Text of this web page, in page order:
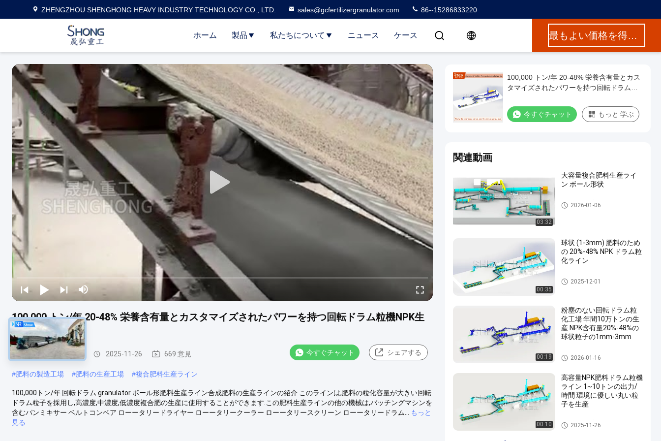
ZHENGZHOU SHENGHONG HEAVY INDUSTRY TECHNOLOGY CO., LTD. sales@gcfertilizergranulator.com 86--15286833220
ホーム 製品 私たちについて ニュース ケース 最もよい価格を得なさい
100,000 トン/年 20-48% 栄養含有量とカスタマイズされたパワーを持つ回転ドラム粒機NPK生
産ライン
複合肥料生産ライン 2025-11-26 669 意見 今すぐチャット シェアする
#肥料の製造工場 #肥料の生産工場 #複合肥料生産ライン
100,000トン/年 回転ドラム granulator ボール形肥料生産ライン合成肥料の生産ラインの紹介 このラインは,肥料の粒化容量が大きい回転
ドラム粒子を採用し,高濃度,中濃度,低濃度複合肥の生産に使用することができます.この肥料生産ラインの他の機械は,バッチングマシンを
含むパンミキサー ベルトコンベア ローータリードライヤー ローータリークーラー ローータリースクリーン ローータリードラム...
もっと
見る
100,000 トン/年 20-48% 栄養含有量とカス
タマイズされたパワーを持つ回転ドラム粒
今すぐチャット もっと 学ぶ
関連動画
03:32
大容量複合肥料生産ライ
ン ボール形状
複合肥料生産ライン
2026-01-06
00:35
球状 (1-3mm) 肥料のため
の 20%-48% NPK ドラム粒
化ライン
複合肥料生産ライン
2025-12-01
00:19
粉塵のない回転ドラム粒
化工場 年間10万トンの生
産 NPK含有量20%-48%の
球状粒子の1mm-3mm
複合肥料生産ライン
2026-01-16
00:10
高容量NPK肥料ドラム粒機
ライン 1~10トンの出力/
時間 環境に優しい丸い粒
子を生産
複合肥料生産ライン
2025-11-26